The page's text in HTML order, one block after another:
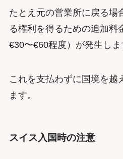
たとえ元の営業所に戻る場
る権利を得るための追加料
€30〜€60程度）が発生しま
これを支払わずに国境を越
ます。
スイス入国時の注意